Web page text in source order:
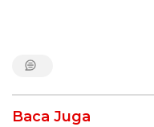
Baca Juga